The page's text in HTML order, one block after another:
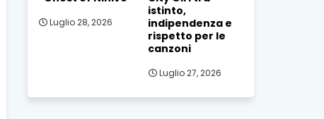
Luglio 28, 2026
istinto,
indipendenza e
rispetto per le
canzoni
Luglio 27, 2026